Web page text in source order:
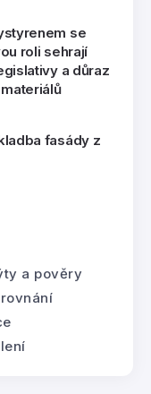
se
roli sehrají
a důraz
fasády z
a pověry